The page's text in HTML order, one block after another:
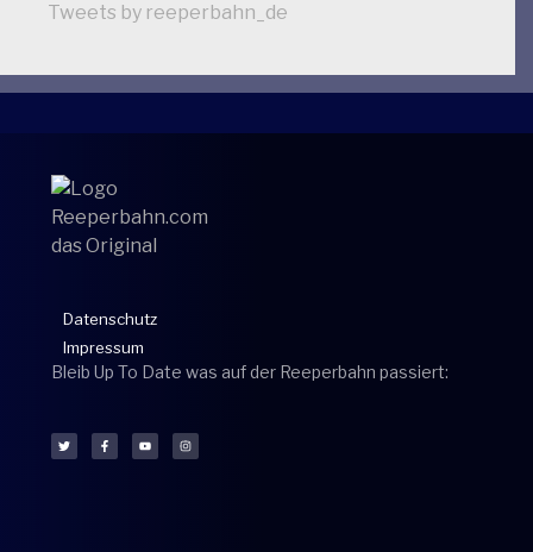
Tweets by reeperbahn_de
Datenschutz
Impressum
Bleib Up To Date was auf der Reeperbahn passiert: